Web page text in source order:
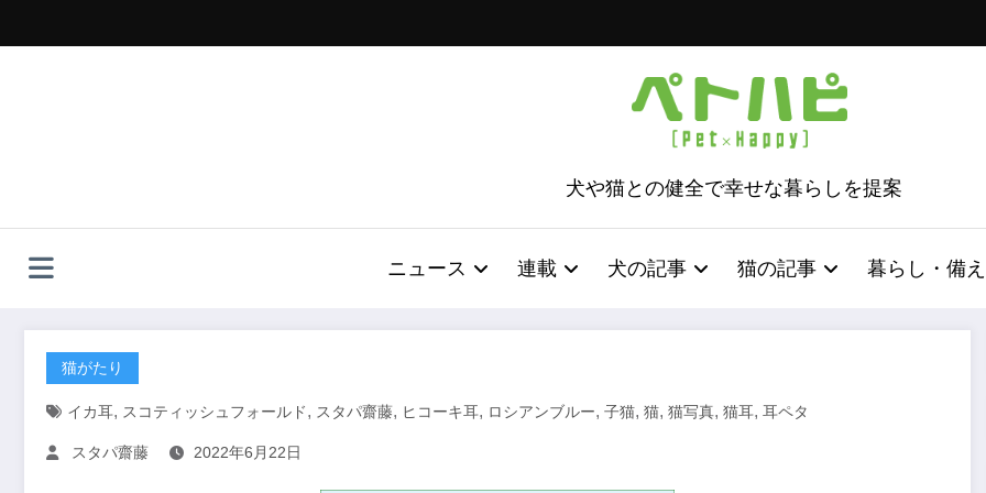
ッ
犬や猫との健全で幸せな暮らしを提案
ニュース 連載 犬の記事 猫の記事 暮らし・備え
猫がたり
イカ耳, スコティッシュフォールド, スタパ齋藤, ヒコーキ耳, ロシアンブルー, 子猫, 猫, 猫写真, 猫耳, 耳ペタ
スタパ齋藤 2022年6月22日